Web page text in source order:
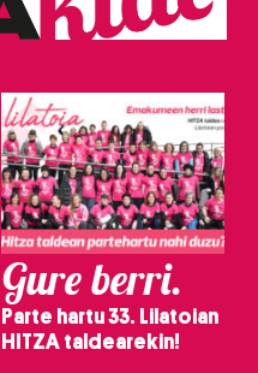
Gure berri.
Parte hartu 33. Lilatoian
HITZA taldearekin!